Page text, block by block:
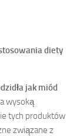
diety
jak miód
wysoką
tych produktów
związane z